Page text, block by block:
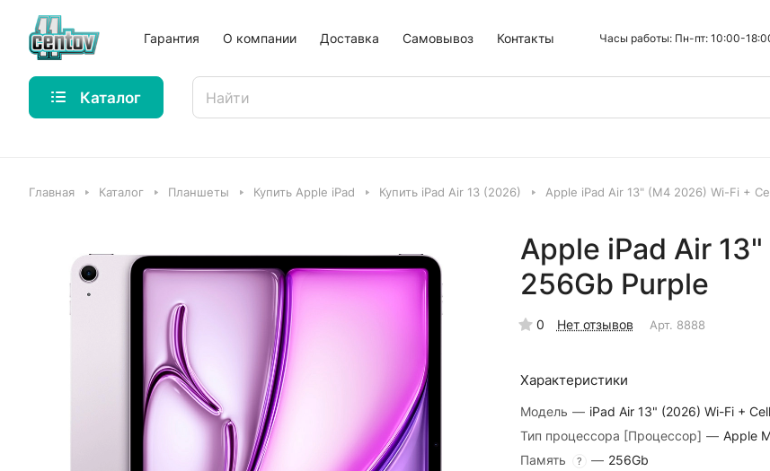
Гарантия О компании Доставка Самовывоз Контакты Часы работы: Пн-пт: 10:00-
Каталог
Главная Каталог Планшеты Купить Apple iPad Купить iPad Air 13 (2026) Apple iPad Air 13" (M4 2026) Wi-Fi +
Apple iPad Air
256Gb Purple
0 Нет отзывов Арт. 8888
Характеристики
Модель — iPad Air 13" (2026) Wi-Fi +
Тип процессора [Процессор] — Apple
Память
? — 256Gb